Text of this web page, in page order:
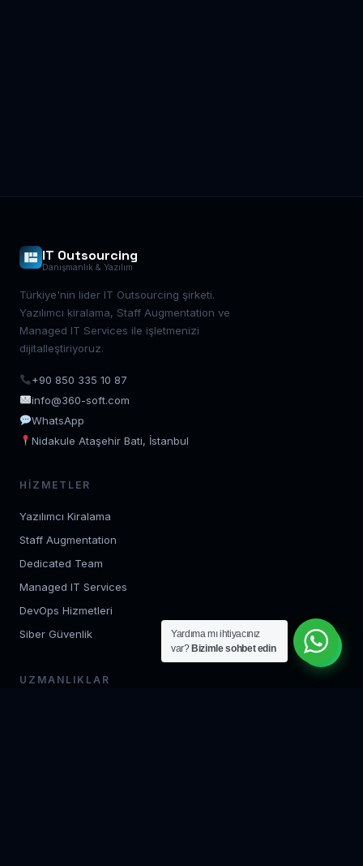
IT Outsourcing
Danışmanlık & Yazılım
Türkiye'nin lider IT Outsourcing şirketi.
Yazılımcı kiralama, Staff Augmentation ve
Managed IT Services ile işletmenizi
dijitalleştiriyoruz.
+90 850 335 10 87
info@360-soft.com
WhatsApp
Nidakule Ataşehir Bati, İstanbul
HIZMETLER
Yazılımcı Kiralama
Staff Augmentation
Dedicated Team
Managed IT Services
DevOps Hizmetleri
Siber Güvenlik
UZMANLIKLAR
Yardıma mı ihtiyacınız
var? Bizimle sohbet edin